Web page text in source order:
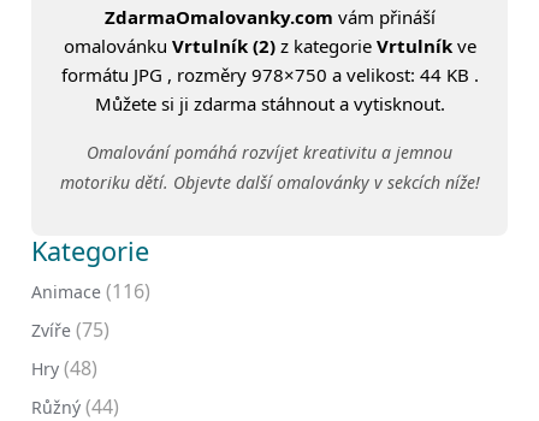
ZdarmaOmalovanky.com vám přináší
omalovánku Vrtulník (2)z kategorie Vrtulníkve
formátu JPG , rozměry 978×750 a velikost: 44 KB .
Můžete si ji zdarma stáhnout a vytisknout.
Omalování pomáhá rozvíjet kreativitu a jemnou
motoriku dětí. Objevte další omalovánky v sekcích níže!
Kategorie
Animace (116)
Zvíře (75)
Hry (48)
Růžný (44)